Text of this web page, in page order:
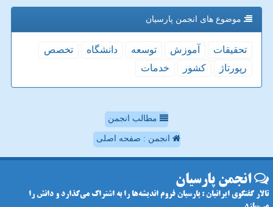
موضوع های انجمن پارسیان
تحقیقات آموزش توسعه دانشگاه
تخصص
رپورتاژ
كشور خدمات
مطالب انجمن
انجمن : صفحه اصلی
انجمن پارسیان
تالار گفتگوی ایرانیان : پارسیان فروم اندیشه‌ها را به اشتراک می‌گذارد و دانش را